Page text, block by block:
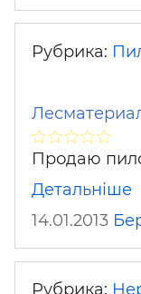
Рубрика:
Продаю
Детальніше
14.01.2013
Рубрика: